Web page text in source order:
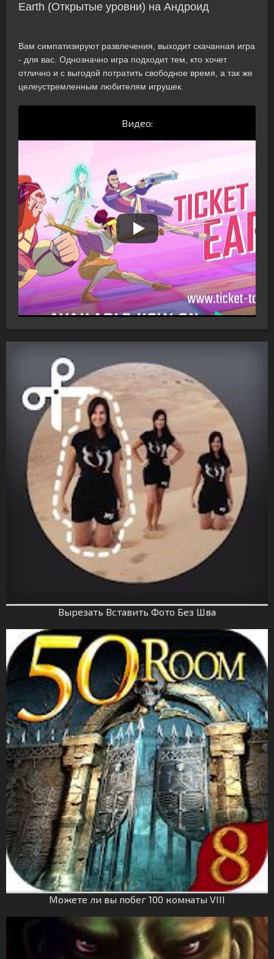
Earth (Открытые уровни) на Андроид
Вам симпатизируют развлечения, выходит скачанная игра
- для вас. Однозначно игра подходит тем, кто хочет
отлично и с выгодой потратить свободное время, а так же
целеустремленным любителям игрушек.
Видео:
Вырезать Вставить Фото Без Шва
Можете ли вы побег 100 комнаты VIII